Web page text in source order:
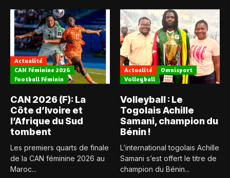
Actualité
CAN Féminine 2026
Football Féminin
CAN 2026 (F): La
Côte d’Ivoire et
l’Afrique du Sud
tombent
Les premiers quarts de finale
de la CAN féminine 2026 au
Maroc...
Actualité
Omnisport
Volleyball
Volleyball : Le
Togolais Achille
Samani, champion du
Bénin !
L’international togolais Achille
Samani s’est offert le titre de
champion du Bénin...